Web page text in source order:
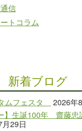
信
トコラム
新着ブログ
ムフェスタ
2026年
】生誕100年 齋藤
29日